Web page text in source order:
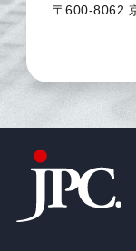
〒600-8062